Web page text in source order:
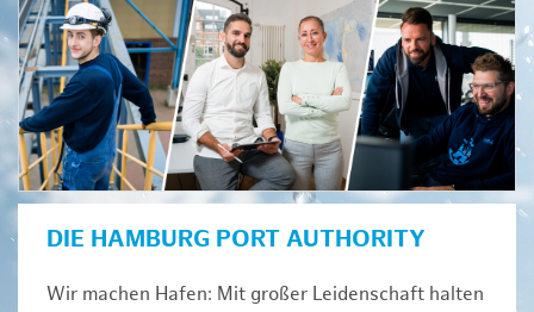
DIE HAMBURG PORT AUTHORITY
Wir machen Hafen: Mit großer Leidenschaft halten